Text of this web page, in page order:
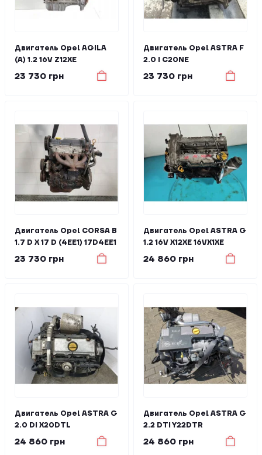
Двигатель Opel AGILA
(A) 1.2 16V Z12XE
23 730 грн
Двигатель Opel ASTRA F
2.0 I C20NE
23 730 грн
Двигатель Opel CORSA B
1.7 D X 17 D (4EE1) 17D4EE1
23 730 грн
Двигатель Opel ASTRA G
1.2 16V X12XE 16VX1XE
24 860 грн
Двигатель Opel ASTRA G
2.0 DI X20DTL
24 860 грн
Двигатель Opel ASTRA G
2.2 DTI Y22DTR
24 860 грн